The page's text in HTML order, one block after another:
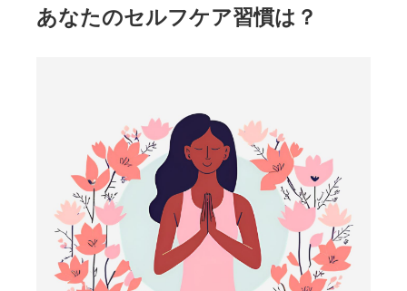
あなたのセルフケア習慣は？